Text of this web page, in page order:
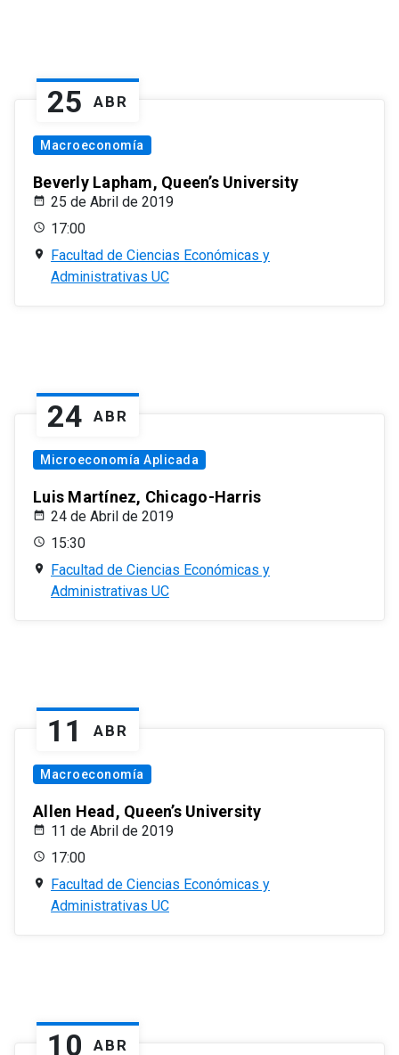
25 ABR
Macroeconomía
Beverly Lapham, Queen’s University
25 de Abril de 2019
17:00
Facultad de Ciencias Económicas y
Administrativas UC
24 ABR
Microeconomía Aplicada
Luis Martínez, Chicago-Harris
24 de Abril de 2019
15:30
Facultad de Ciencias Económicas y
Administrativas UC
11 ABR
Macroeconomía
Allen Head, Queen’s University
11 de Abril de 2019
17:00
Facultad de Ciencias Económicas y
Administrativas UC
10 ABR